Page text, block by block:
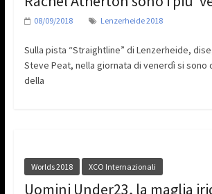
08/09/2018 Lenzerheide 2018
Sulla pista “Straightline” di Lenzerheide,
Steve Peat, nella giornata di venerdì si
della
Worlds 2018 XCO Internazionali
Uomini Under23, la maglia